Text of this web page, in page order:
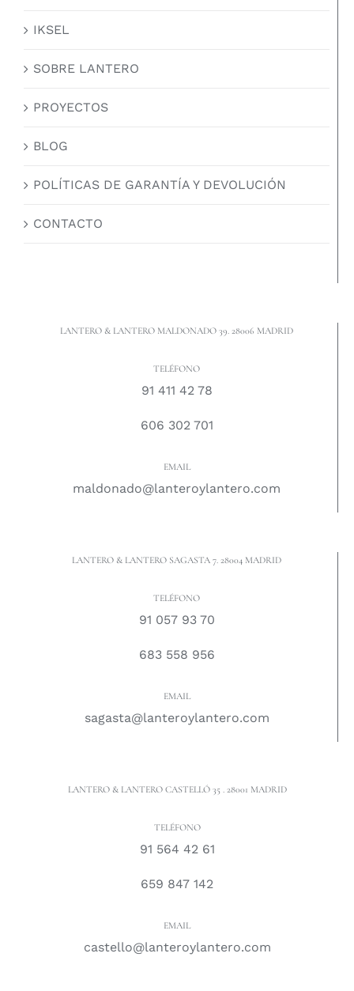
IKSEL
SOBRE LANTERO
PROYECTOS
BLOG
POLÍTICAS DE GARANTÍA Y DEVOLUCIÓN
CONTACTO
LANTERO & LANTERO MALDONADO 39. 28006 MADRID
TELÉFONO
91 411 42 78
606 302 701
EMAIL
maldonado@lanteroylantero.com
LANTERO & LANTERO SAGASTA 7. 28004 MADRID
TELÉFONO
91 057 93 70
683 558 956
EMAIL
sagasta@lanteroylantero.com
LANTERO & LANTERO CASTELLÓ 35 . 28001 MADRID
TELÉFONO
91 564 42 61
659 847 142
EMAIL
castello@lanteroylantero.com